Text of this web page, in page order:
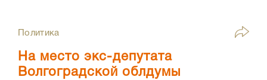
Политика
На место экс-депутата
Волгоградской облдумы